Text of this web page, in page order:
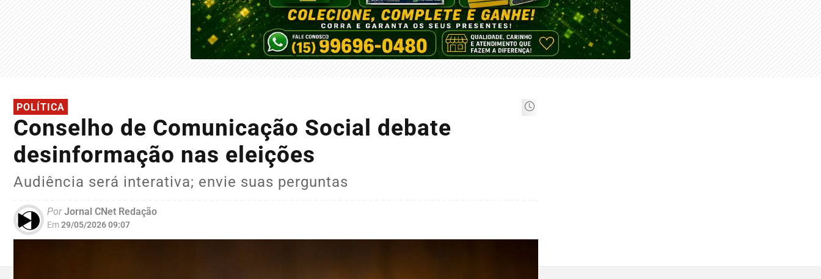
POLÍTICA
Conselho de Comunicação Social debate
desinformação nas eleições
Audiência será interativa; envie suas perguntas
PorJornal CNet Redação
Em29/05/2026 09:07